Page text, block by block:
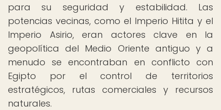
para su seguridad y estabilidad. Las
potencias vecinas, como el Imperio Hitita y el
Imperio Asirio, eran actores clave en la
geopolítica del Medio Oriente antiguo y a
menudo se encontraban en conflicto con
Egipto por el control de territorios
estratégicos, rutas comerciales y recursos
naturales.